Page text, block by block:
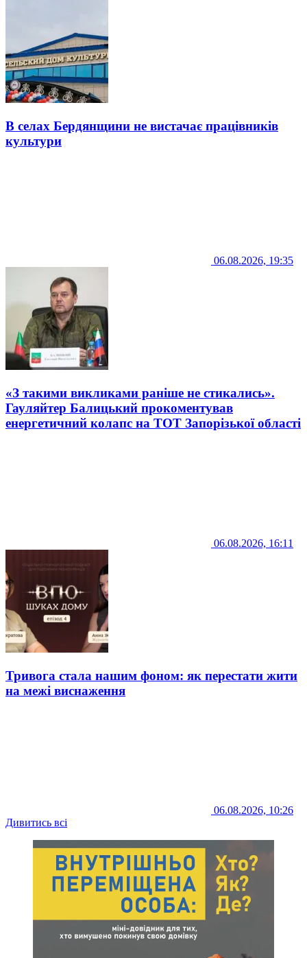
В селах Бердянщини не вистачає працівників
культури
06.08.2026, 19:35
«З такими викликами раніше не стикались».
Гауляйтер Балицький прокоментував
енергетичний колапс на ТОТ Запорізької області
06.08.2026, 16:11
Тривога стала нашим фоном: як перестати жити
на межі виснаження
06.08.2026, 10:26
Дивитись всі